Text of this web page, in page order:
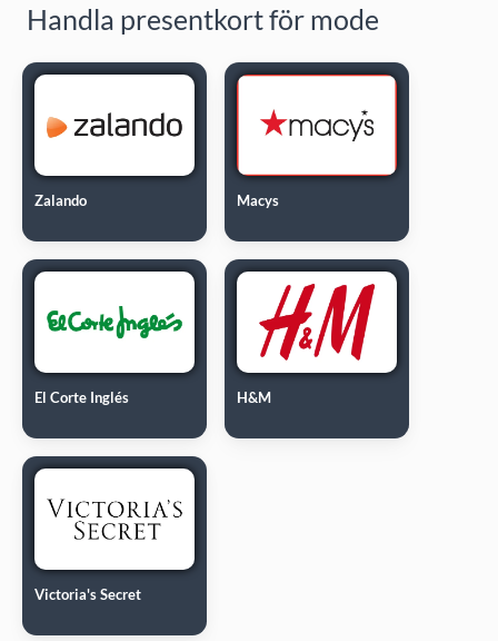
Handla presentkort för mode
Zalando Macys
El Corte Inglés H&M
Victoria's Secret